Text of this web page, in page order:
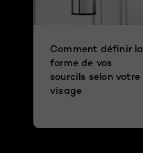
Comment définir la
forme de vos
sourcils selon votre
visage